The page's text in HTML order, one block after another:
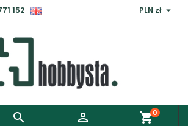
152 PLN zł 
  shopping_cart0